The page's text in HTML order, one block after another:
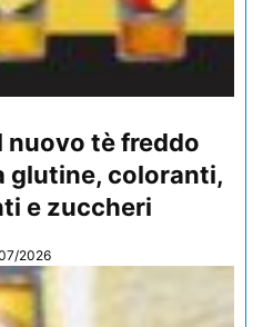
nuovo tè freddo
glutine, coloranti,
e zuccheri
2026